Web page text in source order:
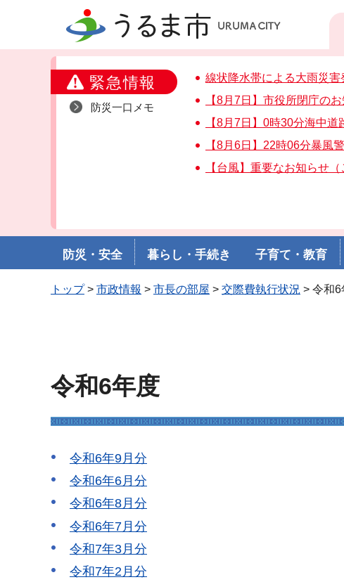
うるま市
緊急情報
防災一口メモ
線状降水帯による大雨災
【8月7日】市役所閉庁の
【8月7日】0時30分海中
【8月6日】22時06分暴風
【台風】重要なお知らせ
防災・安全 暮らし・手続き 子育て・教育
トップ> 市政情報 > 市長の部屋 > 交際費執行状況 > 令和6
令和6年度
令和6年9月分
令和6年6月分
令和6年8月分
令和6年7月分
令和7年3月分
令和7年2月分